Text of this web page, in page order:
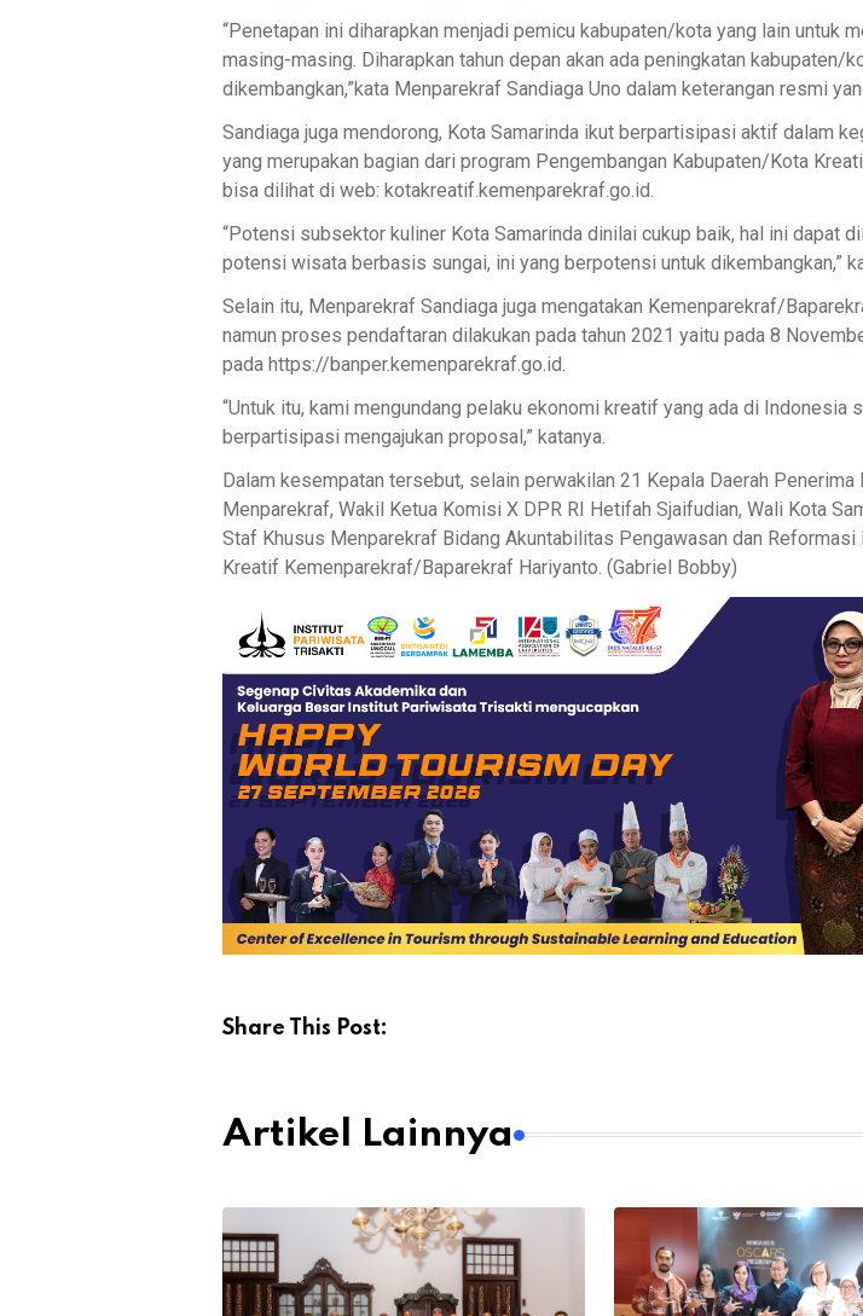
“Penetapan ini diharapkan menjadi pemicu kabupaten/kota yang lain untuk
masing-masing. Diharapkan tahun depan akan ada peningkatan kabupaten/
dikembangkan,”kata Menparekraf Sandiaga Uno dalam keterangan resmi
Sandiaga juga mendorong, Kota Samarinda ikut berpartisipasi aktif dalam
yang merupakan bagian dari program Pengembangan Kabupaten/Kota
bisa dilihat di web: kotakreatif.kemenparekraf.go.id.
“Potensi subsektor kuliner Kota Samarinda dinilai cukup baik, hal ini dapat
potensi wisata berbasis sungai, ini yang berpotensi untuk dikembangkan,”
Selain itu, Menparekraf Sandiaga juga mengatakan Kemenparekraf/
namun proses pendaftaran dilakukan pada tahun 2021 yaitu pada 8
pada https://banper.kemenparekraf.go.id.
“Untuk itu, kami mengundang pelaku ekonomi kreatif yang ada di Indonesia
berpartisipasi mengajukan proposal,” katanya.
Dalam kesempatan tersebut, selain perwakilan 21 Kepala Daerah
Menparekraf, Wakil Ketua Komisi X DPR RI Hetifah Sjaifudian, Wali Kota
Staf Khusus Menparekraf Bidang Akuntabilitas Pengawasan dan
Kreatif Kemenparekraf/Baparekraf Hariyanto. (Gabriel Bobby)
Share This Post:
Artikel Lainnya